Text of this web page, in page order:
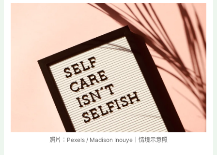
照片：Pexels / Madison Inouye｜情境示意照